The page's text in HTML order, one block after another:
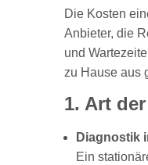
Die Kosten
Anbieter, die
und
zu Hause aus
1. Art
Diagnostik
Ein